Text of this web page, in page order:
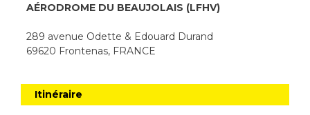
AÉRODROME DU BEAUJOLAIS (LFHV)
289 avenue Odette & Edouard Durand
69620 Frontenas, FRANCE
Itinéraire